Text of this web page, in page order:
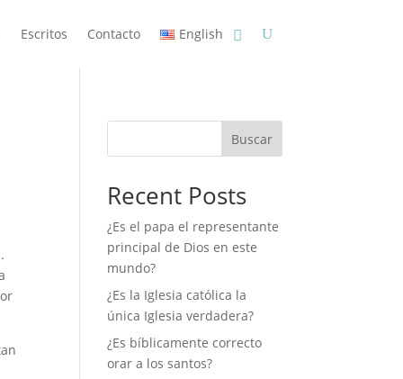
Escritos Contacto English
Buscar
Recent Posts
¿Es el papa el representante
principal de Dios en este
mundo?
¿Es la Iglesia católica la
única Iglesia verdadera?
¿Es bíblicamente correcto
orar a los santos?